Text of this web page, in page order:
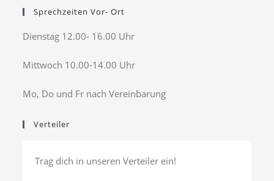
Sprechzeiten Vor- Ort
Dienstag 12.00- 16.00 Uhr
Mittwoch 10.00-14.00 Uhr
Mo, Do und Fr nach Vereinbarung
Verteiler
Trag dich in unseren Verteiler ein!